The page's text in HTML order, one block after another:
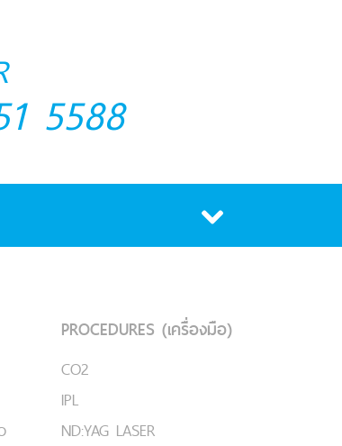
5588
PROCEDURES (เครื่องมือ)
CO2
IPL
ND:YAG LASER